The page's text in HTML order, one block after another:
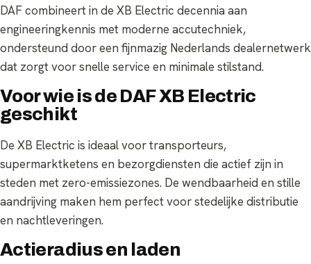
DAF combineert in de XB Electric decennia aan
engineeringkennis met moderne accutechniek,
ondersteund door een fijnmazig Nederlands dealernetwerk
dat zorgt voor snelle service en minimale stilstand.
Voor wie is de DAF XB Electric
geschikt
De XB Electric is ideaal voor transporteurs,
supermarktketens en bezorgdiensten die actief zijn in
steden met zero-emissiezones. De wendbaarheid en stille
aandrijving maken hem perfect voor stedelijke distributie
en nachtleveringen.
Actieradius en laden